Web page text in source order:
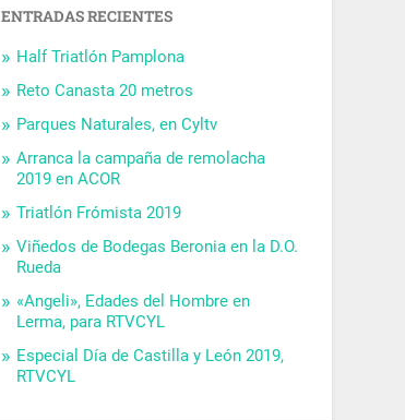
ENTRADAS RECIENTES
Half Triatlón Pamplona
Reto Canasta 20 metros
Parques Naturales, en Cyltv
Arranca la campaña de remolacha
2019 en ACOR
Triatlón Frómista 2019
Viñedos de Bodegas Beronia en la D.O.
Rueda
«Angeli», Edades del Hombre en
Lerma, para RTVCYL
Especial Día de Castilla y León 2019,
RTVCYL